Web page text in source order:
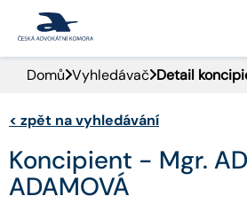
PORTÁL ČAK
DOMŮ
AKTUALITY
Domů Vyhledávač Detail
< zpět na vyhledávání
Koncipient - Mgr.
ADAMOVÁ